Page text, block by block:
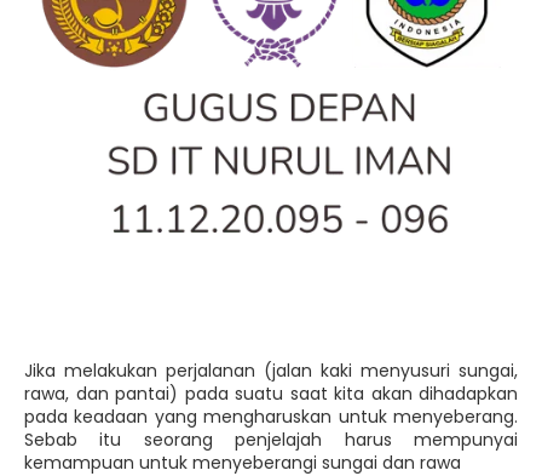
Jika melakukan perjalanan (jalan kaki menyusuri sungai,
rawa, dan pantai) pada suatu saat kita akan dihadapkan
pada keadaan yang mengharuskan untuk menyeberang.
Sebab itu seorang penjelajah harus mempunyai
kemampuan untuk menyeberangi sungai dan rawa